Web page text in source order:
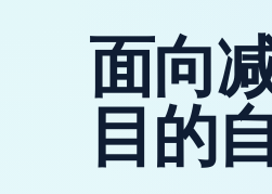
面向
目的